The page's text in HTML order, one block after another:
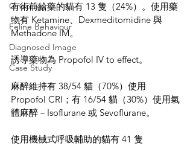
Oncology
Feline Behaviour
Diagnosed Image
Case Study
有術前給藥的貓有 13 隻（24%）。使用藥
物有 Ketamine、Dexmeditomidine 與
Methadone IM。
誘導藥物為 Propofol IV to effect。
麻醉維持有 38/54 貓（70%）使用
Propofol CRI；有 16/54 貓（30%）使用氣
體麻醉－Isoflurane 或 Sevoflurane。
使用機械式呼吸輔助的貓有 41 隻